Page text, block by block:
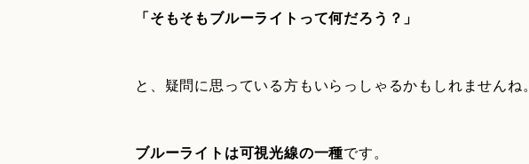
「そもそもブルーライトって何だろう？」
と、疑問に思っている方もいらっしゃるかもしれませんね。
ブルーライトは可視光線の一種です。